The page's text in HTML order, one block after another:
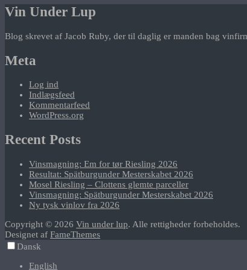
Vin Under Lup
Blog skrevet af Jacob Ruby, der til daglig er manden bag
Meta
Log ind
Indlægsfeed
Kommentarfeed
WordPress.org
Recent Posts
Vinsmagning: Em for tør Riesling 2026
Resultat: Spätburgunder Mesterskabet 2026
Mosel Riesling – Clottens glemte parceller
Vinsmagning: Spätburgunder Mesterskabet 2026
Ny tysk vinlov fra 2026
Copyright © 2026 Vin under lup. Alle rettigheder forbeholdes.
Designet af FameThemes
Dansk
English